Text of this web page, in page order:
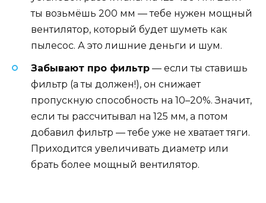
ты возьмёшь 200 мм — тебе нужен мощный
вентилятор, который будет шуметь как
пылесос. А это лишние деньги и шум.
Забывают про фильтр — если ты ставишь
фильтр (а ты должен!), он снижает
пропускную способность на 10–20%. Значит,
если ты рассчитывал на 125 мм, а потом
добавил фильтр — тебе уже не хватает тяги.
Приходится увеличивать диаметр или
брать более мощный вентилятор.